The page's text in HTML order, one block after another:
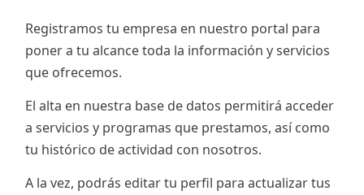
Registramos tu empresa en nuestro portal para
poner a tu alcance toda la información y servicios
que ofrecemos.
El alta en nuestra base de datos permitirá acceder
a servicios y programas que prestamos, así como
tu histórico de actividad con nosotros.
A la vez, podrás editar tu perfil para actualizar tus